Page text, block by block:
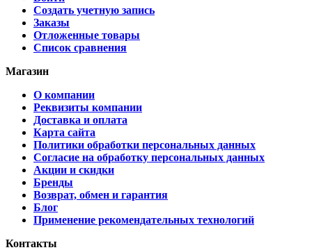
Создать учетную запись
Заказы
Отложенные товары
Список сравнения
Магазин
О компании
Реквизиты компании
Доставка и оплата
Карта сайта
Политики обработки персональных данных
Согласие на обработку персональных данных
Акции и скидки
Бренды
Возврат, обмен и гарантия
Блог
Применение рекомендательных технологий
Контакты